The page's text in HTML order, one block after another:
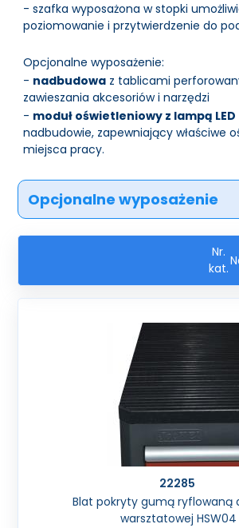
- szafka wyposażona w stopki
poziomowanie i przytwierdzenie do
Opcjonalne wyposażenie:
- nadbudowa z tablicami
zawieszania akcesoriów i narzędzi
- moduł oświetleniowy z lampą LED
nadbudowie, zapewniający właściwe
miejsca pracy.
Opcjonalne wyposażenie
Nr.
kat.
22285
Blat pokryty gumą ryflowaną
warsztatowej HSW04